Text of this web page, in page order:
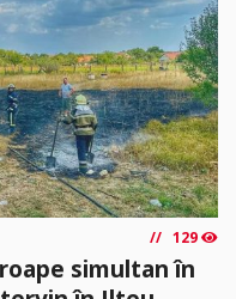
129
simultan în